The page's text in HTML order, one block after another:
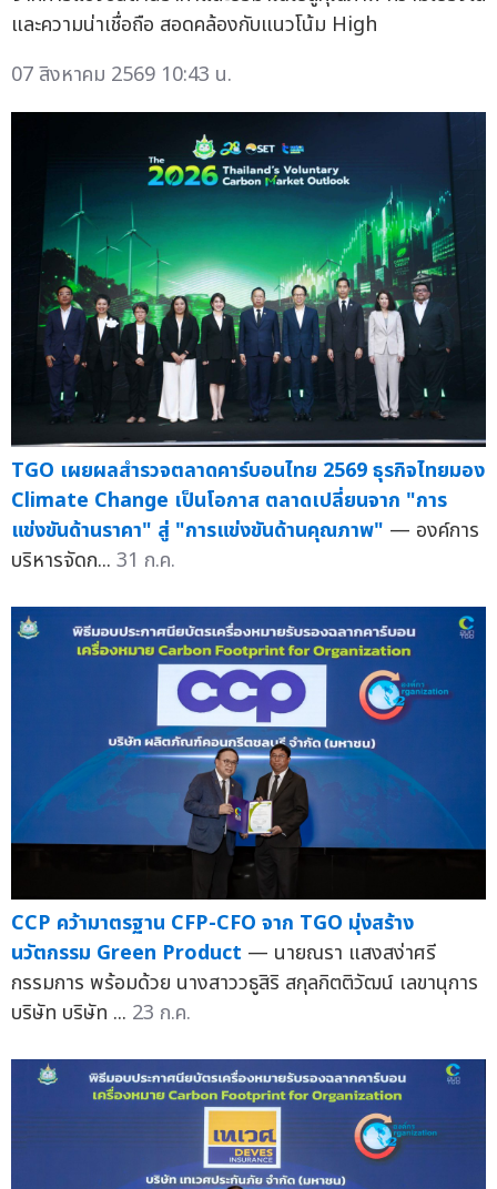
และความน่าเชื่อถือ สอดคล้องกับแนวโน้ม High
07 สิงหาคม 2569 10:43 น.
TGO เผยผลสำรวจตลาดคาร์บอนไทย 2569 ธุรกิจไทยมอง
Climate Change เป็นโอกาส ตลาดเปลี่ยนจาก "การ
แข่งขันด้านราคา" สู่ "การแข่งขันด้านคุณภาพ" — องค์การ
บริหารจัดก... 31 ก.ค.
CCP คว้ามาตรฐาน CFP-CFO จาก TGO มุ่งสร้าง
นวัตกรรม Green Product — นายณรา แสงสง่าศรี
กรรมการ พร้อมด้วย นางสาววธูสิริ สกุลกิตติวัฒน์ เลขานุการ
บริษัท บริษัท ... 23 ก.ค.